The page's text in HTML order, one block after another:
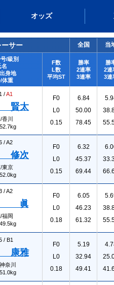
オッズ
サー 全国 当
/級別
名
身地
体重
F数
L数
平均ST
勝率
2連率
3連率
勝
2連
3連
/A1
賢太
川
F0
L0
0.15
6.84
50.00
78.45
/A2
修次
東京
F0
L0
0.15
6.32
45.37
69.44
/A2
眞
福岡
F0
L0
0.18
6.05
46.23
61.32
/ B1
康雅
奈川
F0
L0
0.18
5.19
32.94
49.41